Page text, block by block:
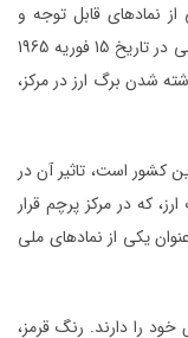
از نمادهای قابل توجه و
معروف این کشور است. این پرچم، که به طور رسمی در تاریخ 15 فوریه 1965
شدن برگ ارز در مرکز،
کشور است، تاثیر آن در
که در مرکز پرچم قرار
یکی از نمادهای ملی
را دارند. رنگ قرمز،